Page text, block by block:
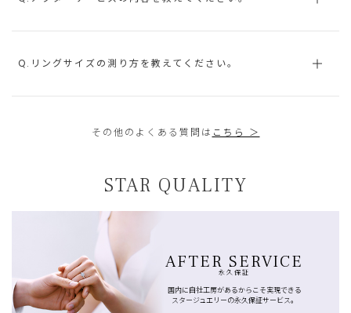
Q.リングサイズの測り方を教えてください。
その他のよくある質問は こちら ＞
STAR QUALITY
AFTER SERVICE
永久保証
国内に自社工房があるからこそ実現できる
スタージュエリーの永久保証サービス。